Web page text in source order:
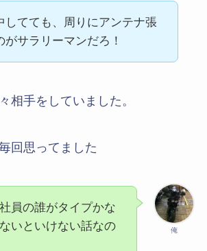
してても、周りにアンテナ張
がサラリーマンだろ！
相手をしていました。
回思ってました
俺
員の誰がタイプかな
いといけない話なの